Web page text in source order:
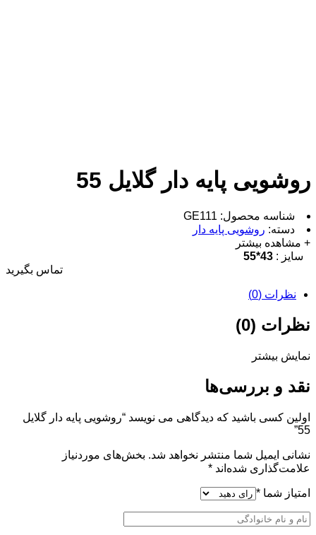
روشویی پایه دار گلایل 55
شناسه محصول: GE111
دسته: روشویی پایه دار
+ مشاهده بیشتر
سایز :
43*55
تماس بگیرید
نظرات (0)
نظرات (0)
نمایش بیشتر
نقد و بررسی‌ها
اولین کسی باشید که دیدگاهی می نویسد “روشویی پایه دار گلایل
55”
نشانی ایمیل شما منتشر نخواهد شد. بخش‌های موردنیاز
علامت‌گذاری شده‌اند *
امتیاز شما *